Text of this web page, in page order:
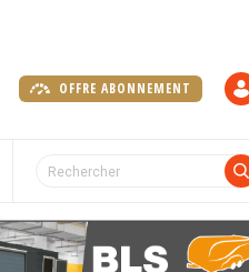
OFFRE ABONNEMENT